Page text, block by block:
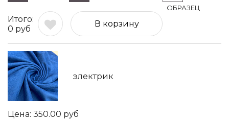
0 руб
В корзину
электрик
350.00 руб